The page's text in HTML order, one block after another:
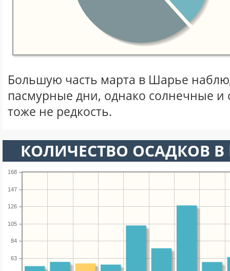
Большую часть марта в Шарье
пасмурные дни, однако солнечные
тоже не редкость.
КОЛИЧЕСТВО ОСАДКОВ
63
84
105
126
147
168